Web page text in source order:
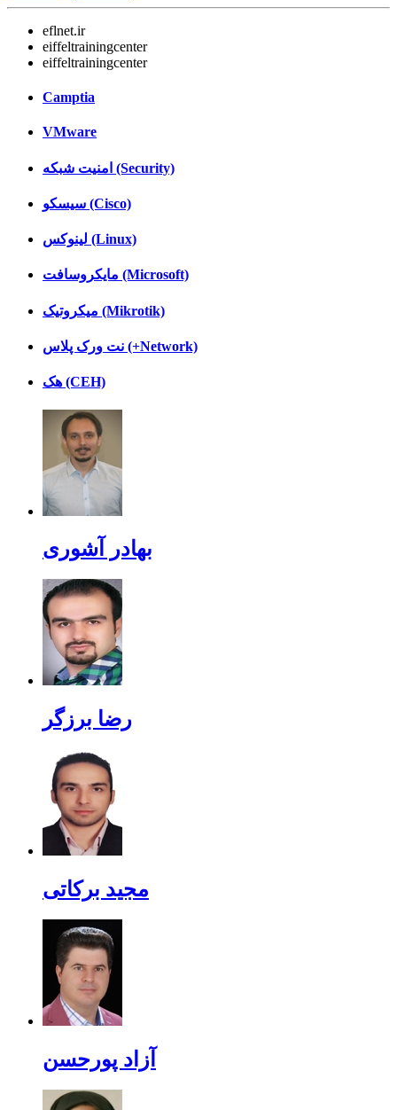
eflnet.ir
eiffeltrainingcenter
eiffeltrainingcenter
Camptia
VMware
امنیت شبکه (Security)
سیسکو (Cisco)
لینوکس (Linux)
مایکروسافت (Microsoft)
میکروتیک (Mikrotik)
نت ورک پلاس (+Network)
هک (CEH)
بهادر آشوری
رضا برزگر
مجید برکاتی
آزاد پورحسن